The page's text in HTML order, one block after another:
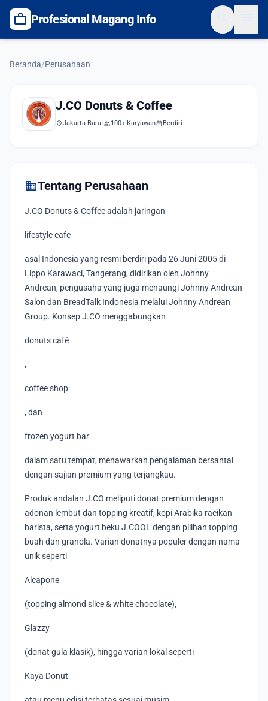
work Profesional Magang Info
Beranda/Perusahaan
J.CO Donuts & Coffee
location_onJakarta Baratgroup100+ Karyawancalendar_monthBerdiri -
domainTentang Perusahaan
J.CO Donuts & Coffee adalah jaringan
lifestyle cafe
asal Indonesia yang resmi berdiri pada 26 Juni 2005 di
Lippo Karawaci, Tangerang, didirikan oleh Johnny
Andrean, pengusaha yang juga menaungi Johnny Andrean
Salon dan BreadTalk Indonesia melalui Johnny Andrean
Group. Konsep J.CO menggabungkan
donuts café
,
coffee shop
, dan
frozen yogurt bar
dalam satu tempat, menawarkan pengalaman bersantai
dengan sajian premium yang terjangkau.
Produk andalan J.CO meliputi donat premium dengan
adonan lembut dan topping kreatif, kopi Arabika racikan
barista, serta yogurt beku J.COOL dengan pilihan topping
buah dan granola. Varian donatnya populer dengan nama
unik seperti
Alcapone
(topping almond slice & white chocolate),
Glazzy
(donat gula klasik), hingga varian lokal seperti
Kaya Donut